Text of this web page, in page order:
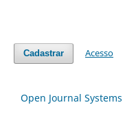
Cadastrar Acesso
Open Journal Systems